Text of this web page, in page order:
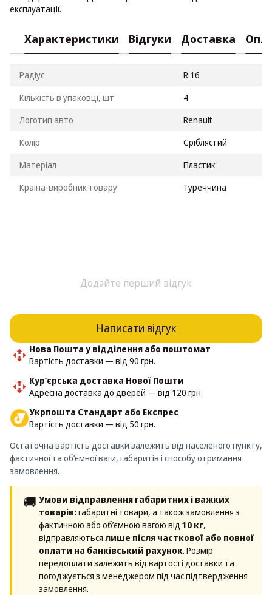
експлуатації.
Характеристики Відгуки Доставка
Радіус
R 16
Кількість в упаковці, шт
4
Логотип авто
Renault
Колір
Сріблястий
Матеріал
Пластик
Країна-виробник товару
Туреччина
Додайте перший відгук
Написати відгук
Нова Пошта у відділення або поштомат
Вартість доставки — від 90 грн.
Кур’єрська доставка Нової Пошти
Адресна доставка до дверей — від 120 грн.
Укрпошта Стандарт або Експрес
Вартість доставки — від 50 грн.
Остаточна вартість доставки залежить від населеного пункту,
фактичної та об’ємної ваги, габаритів і способу отримання
замовлення.
🚚 Умови відправлення габаритних і важких
товарів:габаритні товари, а також замовлення з
фактичною або об’ємною вагою від 10 кг,
відправляються лише після часткової або повної
оплати на банківський рахунок. Розмір
передоплати залежить від вартості доставки та
погоджується з менеджером під час підтвердження
замовлення.